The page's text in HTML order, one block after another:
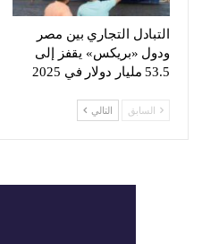
التبادل التجاري بين مصر
ودول «بريكس» يقفز إلى
53.5 مليار دولار في 2025
السابق التالي